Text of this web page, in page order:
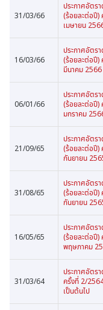
31/03/66
ประกาศอัตร
(ร้อยละต่อปี
เมษายน
16/03/66
ประกาศอัตร
(ร้อยละต่อปี
มีนาคม 2566
06/01/66
ประกาศอัตร
(ร้อยละต่อปี
มกราคม
21/09/65
ประกาศอัตร
(ร้อยละต่อปี
กันยายน
31/08/65
ประกาศอัตร
(ร้อยละต่อปี)
กันยายน
16/05/65
ประกาศอัตร
(ร้อยละต่อปี
พฤษภาคม
31/03/64
ประกาศอัตร
ครั้งที่ 2/
เป็นต้นไป